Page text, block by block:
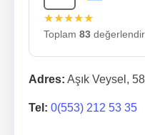
★★★★★
Toplam 83
Adres: Aşık Veysel,
Tel: 0(553) 212 53 35